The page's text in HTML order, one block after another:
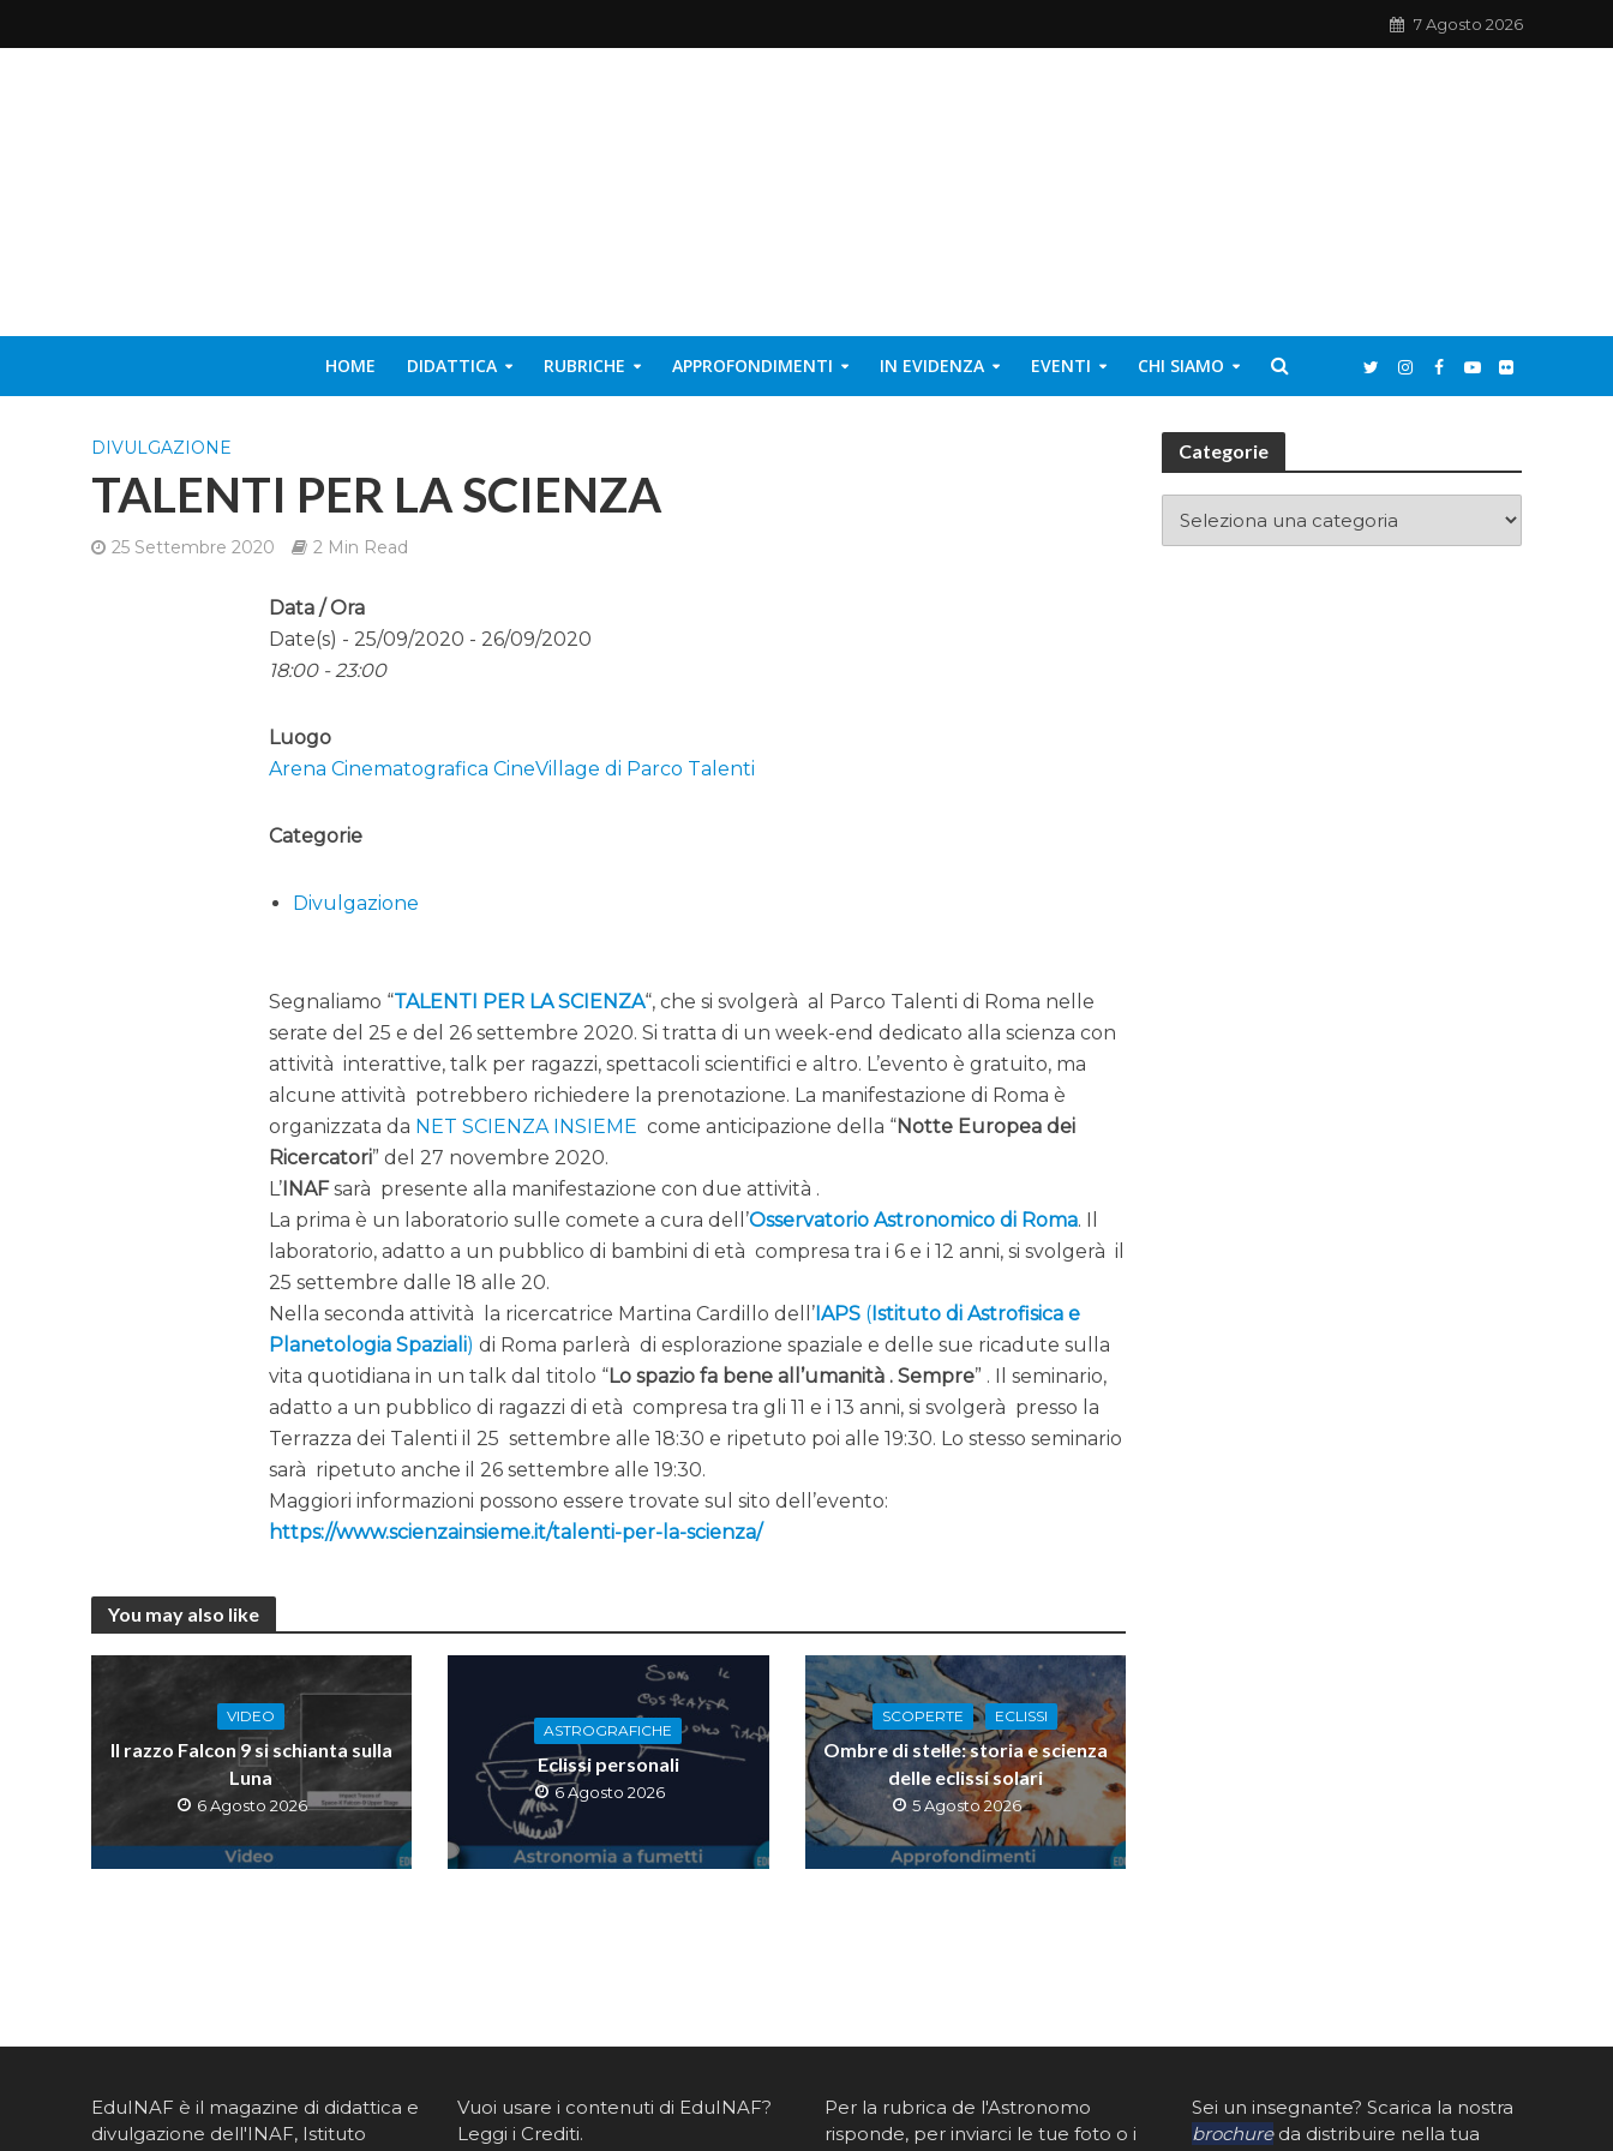
7 Agosto 2026
HOME DIDATTICA RUBRICHE APPROFONDIMENTI IN EVIDENZA EVENTI CHI SIAMO
DIVULGAZIONE
TALENTI PER LA SCIENZA
25 Settembre 2020 2 Min Read
Data / Ora
Date(s) - 25/09/2020 - 26/09/2020
18:00 - 23:00
Luogo
Arena Cinematografica CineVillage di Parco Talenti
Categorie
Divulgazione
Segnaliamo “TALENTI PER LA SCIENZA“, che si svolgerà al Parco Talenti di Roma nelle
serate del 25 e del 26 settembre 2020. Si tratta di un week-end dedicato alla scienza con
attività interattive, talk per ragazzi, spettacoli scientifici e altro. L’evento è gratuito, ma
alcune attività potrebbero richiedere la prenotazione. La manifestazione di Roma è
organizzata da NET SCIENZA INSIEME come anticipazione della “Notte Europea dei
Ricercatori” del 27 novembre 2020.
L’INAFsarà presente alla manifestazione con due attività .
La prima è un laboratorio sulle comete a cura dell’Osservatorio Astronomico di Roma. Il
laboratorio, adatto a un pubblico di bambini di età compresa tra i 6 e i 12 anni, si svolgerà il
25 settembre dalle 18 alle 20.
Nella seconda attività la ricercatrice Martina Cardillo dell’IAPS (Istituto di Astrofisica e
Planetologia Spaziali) di Roma parlerà di esplorazione spaziale e delle sue ricadute sulla
vita quotidiana in un talk dal titolo “Lo spazio fa bene all’umanità . Sempre” . Il seminario,
adatto a un pubblico di ragazzi di età compresa tra gli 11 e i 13 anni, si svolgerà presso la
Terrazza dei Talenti il 25 settembre alle 18:30 e ripetuto poi alle 19:30. Lo stesso seminario
sarà ripetuto anche il 26 settembre alle 19:30.
Maggiori informazioni possono essere trovate sul sito dell’evento:
https://www.scienzainsieme.it/talenti-per-la-scienza/
You may also like
VIDEO
Il razzo Falcon 9 si schianta sulla
Luna
6 Agosto 2026
ASTROGRAFICHE
Eclissi personali
6 Agosto 2026
SCOPERTE ECLISSI
Ombre di stelle: storia e scienza
delle eclissi solari
5 Agosto 2026
Categorie
EduINAF è il magazine di didattica e
divulgazione dell'INAF, Istituto
Vuoi usare i contenuti di EduINAF?
Leggi i Crediti.
Per la rubrica de l'Astronomo
risponde, per inviarci le tue foto o i
Sei un insegnante? Scarica la nostra
brochureda distribuire nella tua